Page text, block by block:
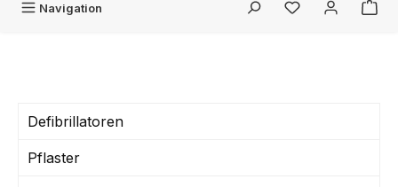
Navigation Du hast 0
Defibrillatoren
Pflaster